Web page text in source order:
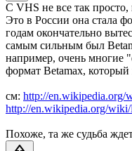
C VHS не все так просто,
Это в России она стала
годам окончательно
самым сильным был
например, очень многие
формат Betamax,
см: http://en.wikipedia.org/
http://en.wikipedia.org/wiki/
Похоже, та же судьба